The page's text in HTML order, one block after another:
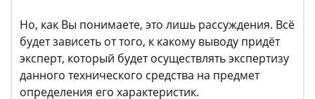
Но, как Вы понимаете, это лишь рассуждения. Всё
будет зависеть от того, к какому выводу придёт
эксперт, который будет осуществлять экспертизу
данного технического средства на предмет
определения его характеристик.